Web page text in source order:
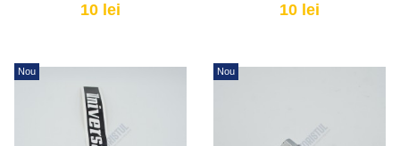
10 lei 10 lei
Nou Nou